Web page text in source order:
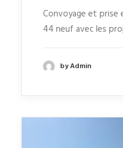
Convoyage et prise
44 neuf avec les
by Admin